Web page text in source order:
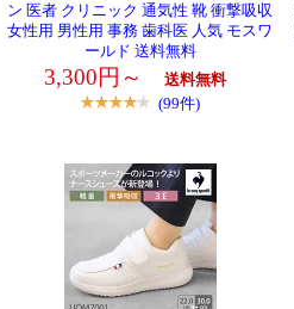
ン 医者 クリニック 通気性 靴 衝撃吸収
女性用 男性用 事務 歯科医 人気 モスワ
ールド 送料無料
3,300円～ 送料無料
(99件)